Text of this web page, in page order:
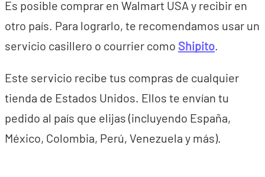
Es posible comprar en Walmart USA y recibir en
otro país. Para lograrlo, te recomendamos usar un
servicio casillero o courrier como Shipito.
Este servicio recibe tus compras de cualquier
tienda de Estados Unidos. Ellos te envían tu
pedido al país que elijas (incluyendo España,
México, Colombia, Perú, Venezuela y más).